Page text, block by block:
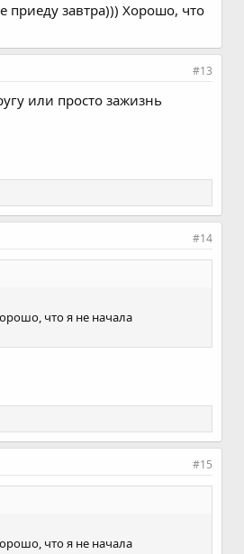
приеду завтра))) Хорошо, что
#13
или просто зажизнь
#14
что я не начала
#15
что я не начала